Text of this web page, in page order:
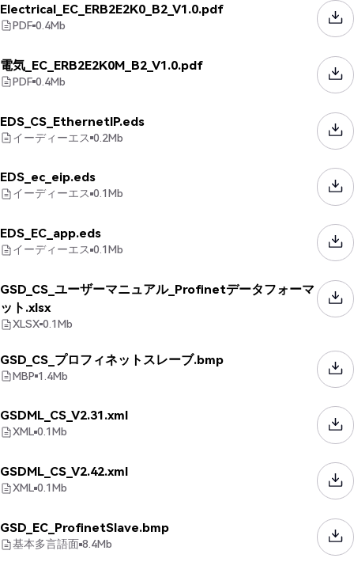
Electrical_EC_ERB2E2K0_B2_V1.0.pdf
PDF 0.4Mb
電気_EC_ERB2E2K0M_B2_V1.0.pdf
PDF 0.4Mb
EDS_CS_EthernetIP.eds
イーディーエス 0.2Mb
EDS_ec_eip.eds
イーディーエス 0.1Mb
EDS_EC_app.eds
イーディーエス 0.1Mb
GSD_CS_ユーザーマニュアル_Profinetデータフォーマ
ット.xlsx
XLSX 0.1Mb
GSD_CS_プロフィネットスレーブ.bmp
MBP 1.4Mb
GSDML_CS_V2.31.xml
XML 0.1Mb
GSDML_CS_V2.42.xml
XML 0.1Mb
GSD_EC_ProfinetSlave.bmp
基本多言語面 8.4Mb